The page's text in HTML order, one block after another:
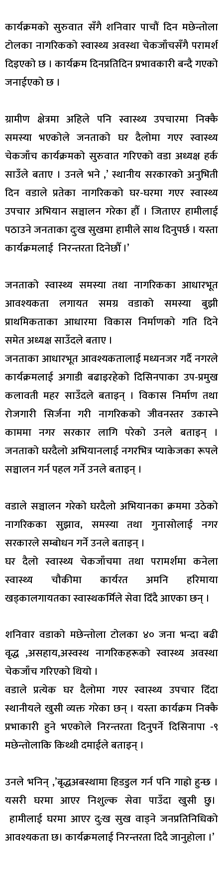
कार्यक्रमको सुरुवात सँगै शनिवार पाचौं दिन मछेन्ताेला
टोलका नागरिकको स्वास्थ्य अवस्था चेकजाँचसँगै परामर्श
दिइएको छ । कार्यक्रम दिनप्रतिदिन प्रभावकारी बन्दै गएको
जनाईएको छ ।
ग्रामीण क्षेत्रमा अहिले पनि स्वास्थ्य उपचारमा निक्कै
समस्या भएकोले जनताको घर दैलोमा गएर स्वास्थ्य
चेकजाँच कार्यक्रमको सुरुवात गरिएको वडा अध्यक्ष हर्क
साउँले बताए । उनले भने ,’ स्थानीय सरकारको अनुभिती
दिन वडाले प्रतेका नागरिकको घर-घरमा गएर स्वास्थ्य
उपचार अभियान सञ्चालन गरेका हौँ । जिताएर हामीलाई
पठाउने जनताका दुःख सुखमा हामीले साथ दिनुपर्छ । यस्ता
कार्यक्रमलाई निरन्तरता दिनेछौँ ।’
जनताको स्वास्थ्य समस्या तथा नागरिकका आधारभूत
आवश्यकता लगायत समग्र वडाको समस्या बुझी
प्राथमिकताका आधारमा विकास निर्माणको गति दिने
समेत अध्यक्ष साउँदले बताए ।
जनताका आधारभूत आवश्यकतालाई मध्यनजर गर्दै नगरले
कार्यक्रमलाई अगाडी बढाइरहेको दिसिनपाका उप-प्रमुख
कलावती महर साउँदले बताइन् । विकास निर्माण तथा
रोजगारी सिर्जना गरी नागरिकको जीवनस्तर उकास्ने
काममा नगर सरकार लागि परेको उनले बताइन् ।
जनताको घरदैलो अभियानलाई नगरभित्र प्याकेजका रूपले
सञ्चालन गर्न पहल गर्ने उनले बताइन् ।
वडाले सञ्चालन गरेको घरदैलो अभियानका क्रममा उठेको
नागरिकका सुझाव, समस्या तथा गुनासोलाई नगर
सरकारले सम्बोधन गर्ने उनले बताइन् ।
घर दैलो स्वास्थ्य चेकजाँचमा तथा परामर्शमा कनेला
स्वास्थ्य चौकीमा कार्यरत अमनि हरिमाया
खड्कालगायतका स्वास्थकर्मिले सेवा दिँदै आएका छन् ।
शनिवार वडाको मछेन्ताेला टोलका ४० जना भन्दा बढी
वृद्ध ,असहाय,अस्वस्थ नागरिकहरूको स्वास्थ्य अवस्था
चेकजाँच गरिएको थियो ।
वडाले प्रत्येक घर दैलोमा गएर स्वास्थ्य उपचार दिँदा
स्थानीयले खुसी व्यक्त गरेका छन् । यस्ता कार्यक्रम निक्कै
प्रभाकारी हुने भएकोले निरन्तरता दिनुपर्ने दिसिनापा -९
मछेन्तोलाकि किथ्थी दमाईले बताइन् ।
उनले भनिन् ,’बृद्धअबस्थामा हिडडुल गर्न पनि गाह्रो हुन्छ ।
यसरी घरमा आएर निशुल्क सेवा पाउँदा खुसी छु।
हामीलाई घरमा आएर दु:ख सुख वाड्ने जनप्रतिनिधिको
आवश्यकता छ। कार्यक्रमलाई निरन्तरता दिदै जानुहोला ।’